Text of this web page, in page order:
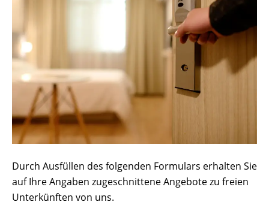
Durch Ausfüllen des folgenden Formulars erhalten Sie
auf Ihre Angaben zugeschnittene Angebote zu freien
Unterkünften von uns.